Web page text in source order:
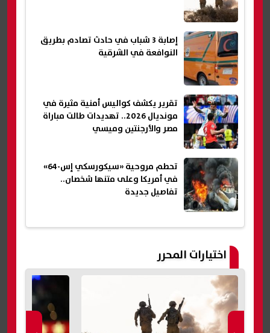
إصابة 3 شباب في حادث تصادم بطريق
النوافعة في الشرقية
تقرير يكشف كواليس أمنية مثيرة في
مونديال 2026.. تهديدات طالت مباراة
مصر والأرجنتين وميسي
تحطم مروحية «سيكورسكي إس-64»
في أمريكا وعلى متنها شخصان..
تفاصيل جديدة
اختيارات المحرر